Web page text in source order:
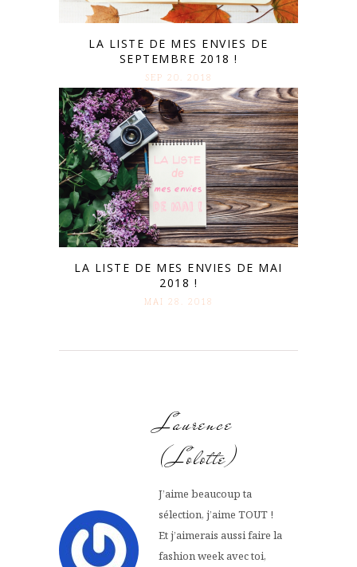
LA LISTE DE MES ENVIES DE
SEPTEMBRE 2018 !
SEP 20. 2018
LA LISTE DE MES ENVIES DE MAI
2018 !
MAI 28. 2018
Laurence
(Lolotte)
J’aime beaucoup ta
sélection, j’aime TOUT !
Et j’aimerais aussi faire la
fashion week avec toi,